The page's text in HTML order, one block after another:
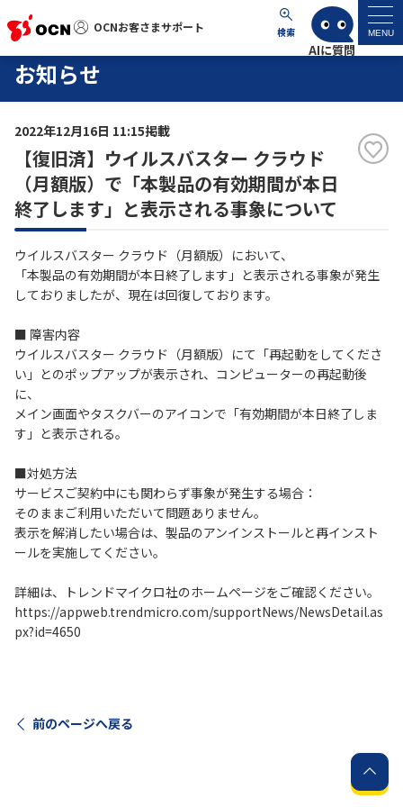
OCNお客さまサポート 検索 MENU
OCNお客さまサポート
サポートトップ
サービス名から探す
工事・故障情報
各種ダウンロード
お知らせ サポートサイトの使い方
NTTドコモビジネスのお客さ
まはこちら
工事・故障情報通知
OCN サービス一覧
お知らせ
2022年12月16日 11:15掲載
【復旧済】ウイルスバスター クラウド
（月額版）で「本製品の有効期間が本日
終了します」と表示される事象について
ウイルスバスター クラウド（月額版）において、
「本製品の有効期間が本日終了します」と表示される事象が発生
しておりましたが、現在は回復しております。
■ 障害内容
ウイルスバスター クラウド（月額版）にて「再起動をしてくださ
い」とのポップアップが表示され、コンピューターの再起動後
に、
メイン画面やタスクバーのアイコンで「有効期間が本日終了しま
す」と表示される。
■対処方法
サービスご契約中にも関わらず事象が発生する場合：
そのままご利用いただいて問題ありません。
表示を解消したい場合は、製品のアンインストールと再インスト
ールを実施してください。
詳細は、トレンドマイクロ社のホームページをご確認ください。
https://appweb.trendmicro.com/supportNews/NewsDetail.as
px?id=4650
前のページへ戻る